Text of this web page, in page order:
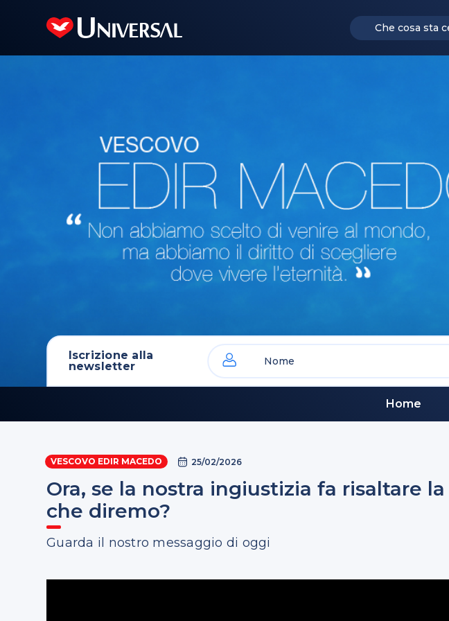
Iscrizione alla
newsletter
Home
VESCOVO EDIR MACEDO 25/02/2026
Ora, se la nostra ingiustizia fa risaltare
che diremo?
Guarda il nostro messaggio di oggi